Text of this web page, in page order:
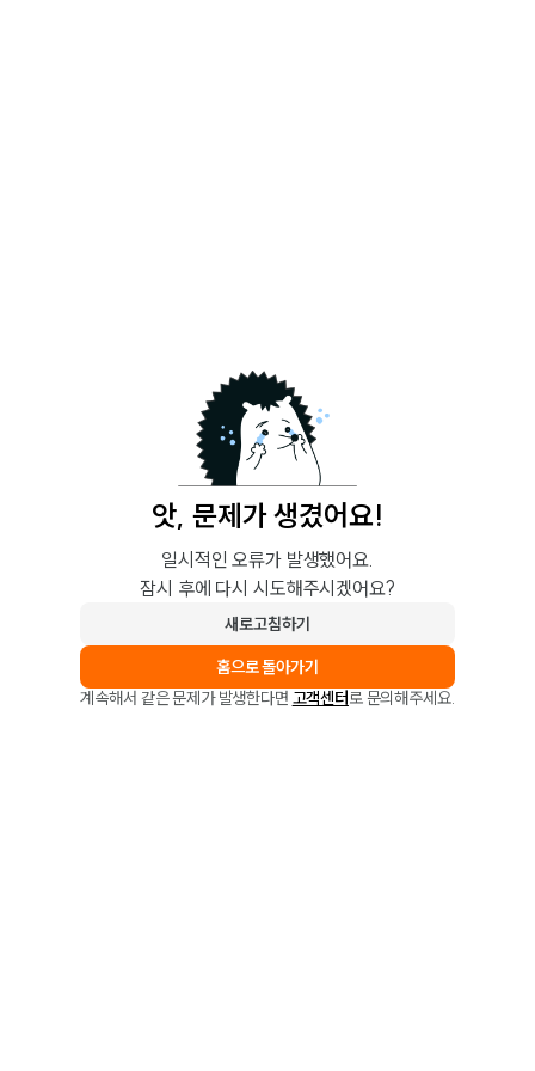
앗, 문제가 생겼어요!
일시적인 오류가 발생했어요.
잠시 후에 다시 시도해주시겠어요?
새로고침하기
홈으로 돌아가기
계속해서 같은 문제가 발생한다면 고객센터로 문의해주세요.